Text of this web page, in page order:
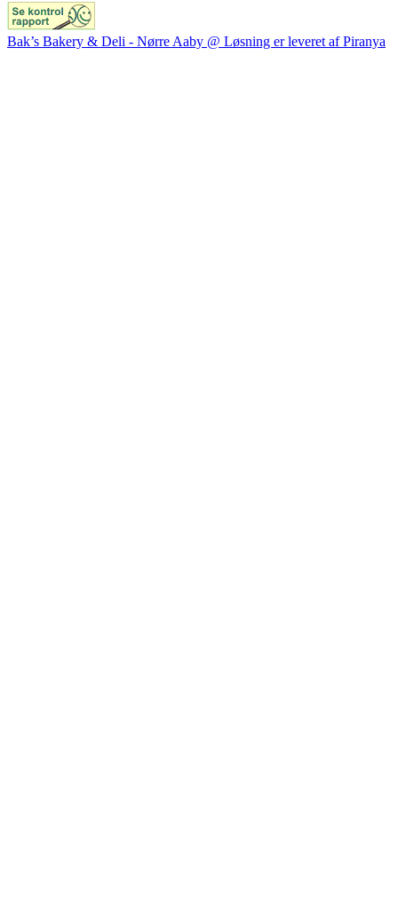
Bak’s Bakery & Deli - Nørre Aaby @ Løsning er leveret af Piranya